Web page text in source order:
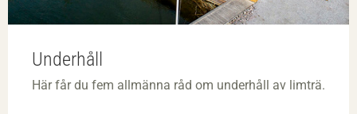
Underhåll
Här får du fem allmänna råd om underhåll av limträ.